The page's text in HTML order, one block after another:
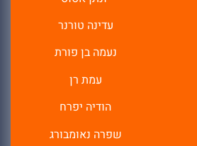
עדינה טורנר
נעמה בן פורת
עמת רן
הודיה יפרח
שפרה נאומבורג